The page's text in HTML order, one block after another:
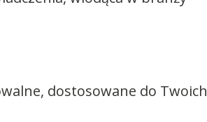
dostosowane do Twoich